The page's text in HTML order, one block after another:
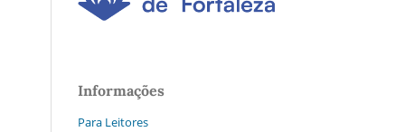
Informações
Para Leitores